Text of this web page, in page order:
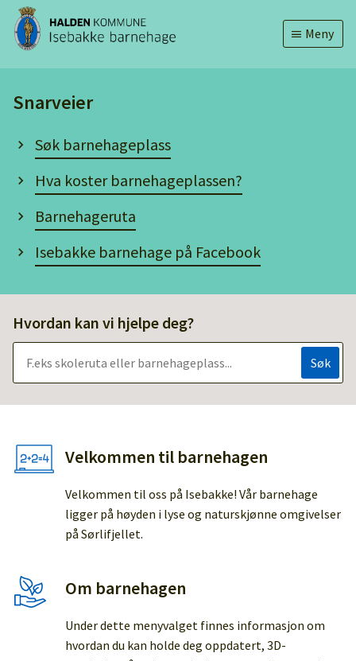
barnehage
Meny
Snarveier
Søk barnehageplass
Hva koster barnehageplassen?
Barnehageruta
Isebakke barnehage på Facebook
Isebakke
barnehage
Hvordan kan vi hjelpe deg?
Velkommen til barnehagen
Velkommen til oss på Isebakke! Vår barnehage
ligger på høyden i lyse og naturskjønne omgivelser
på Sørlifjellet.
Om barnehagen
Under dette menyvalget finnes informasjon om
hvordan du kan holde deg oppdatert, 3D-